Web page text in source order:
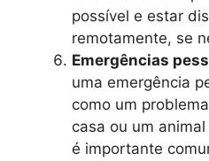
possível e estar
remotamente, se
Emergências
uma emergência
como um
casa ou um
é importante